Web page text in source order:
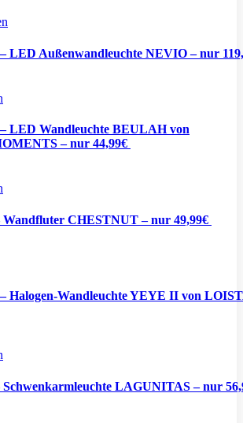
LED Außenwandleuchte NEVIO – nur
LED Wandleuchte BEULAH von
– nur 44,99€
Wandfluter CHESTNUT – nur 49,99€
Halogen-Wandleuchte YEYE II von
Schwenkarmleuchte LAGUNITAS – nur